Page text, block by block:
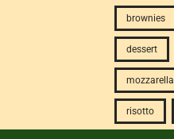
brownies
dessert
mozzarella
risotto